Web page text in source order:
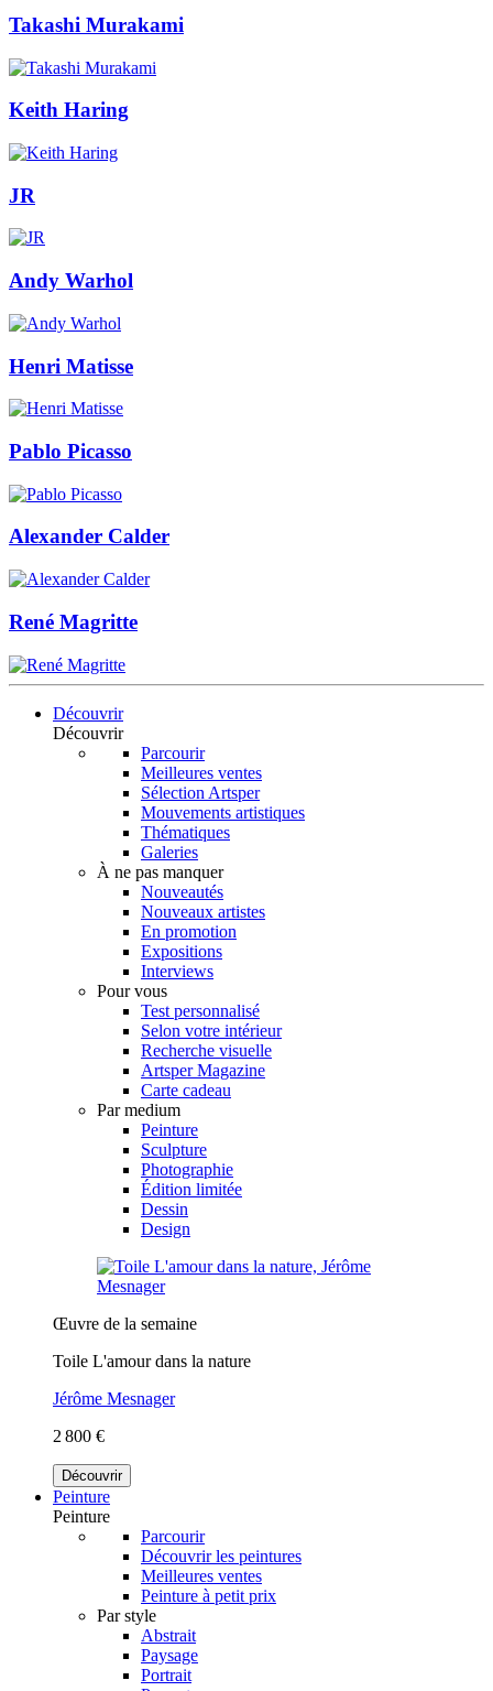
Takashi Murakami
Keith Haring
JR
Andy Warhol
Henri Matisse
Pablo Picasso
Alexander Calder
René Magritte
Découvrir
Découvrir
Parcourir
Meilleures ventes
Sélection Artsper
Mouvements artistiques
Thématiques
Galeries
À ne pas manquer
Nouveautés
Nouveaux artistes
En promotion
Expositions
Interviews
Pour vous
Test personnalisé
Selon votre intérieur
Recherche visuelle
Artsper Magazine
Carte cadeau
Par medium
Peinture
Sculpture
Photographie
Édition limitée
Dessin
Design
Œuvre de la semaine
Toile L'amour dans la nature
Jérôme Mesnager
2 800 €
Découvrir
Peinture
Peinture
Parcourir
Découvrir les peintures
Meilleures ventes
Peinture à petit prix
Par style
Abstrait
Paysage
Portrait